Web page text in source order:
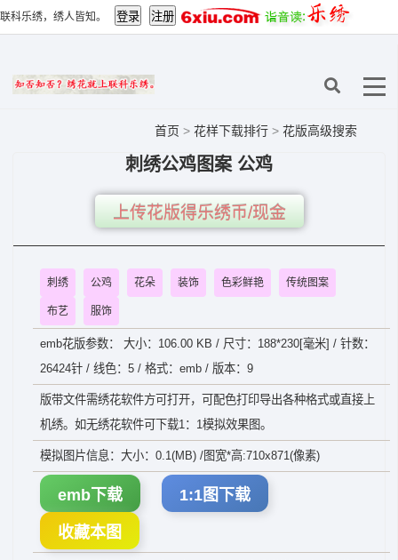
联科乐绣，绣人皆知。
首页 > 花样下载排行 > 花版高级搜索
刺绣公鸡图案 公鸡
上传花版得乐绣币/现金
刺绣 公鸡 花朵 装饰 色彩鲜艳 传统图案
布艺 服饰
emb花版参数： 大小：106.00 KB / 尺寸：188*230[毫米] / 针数：
26424针 / 线色：5 / 格式：emb / 版本：9
版带文件需绣花软件方可打开，可配色打印导出各种格式或直接上
机绣。如无绣花软件可下载1：1模拟效果图。
模拟图片信息：大小：0.1(MB) /图宽*高:710x871(像素)
emb下载 1:1图下载
收藏本图